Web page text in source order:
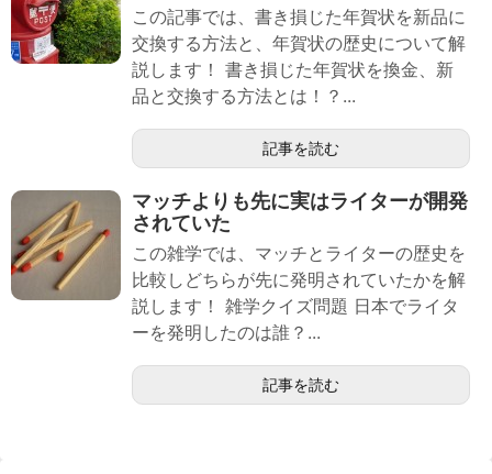
この記事では、書き損じた年賀状を新品に
交換する方法と、年賀状の歴史について解
説します！ 書き損じた年賀状を換金、新
品と交換する方法とは！？...
記事を読む
マッチよりも先に実はライターが開発
されていた
この雑学では、マッチとライターの歴史を
比較しどちらが先に発明されていたかを解
説します！ 雑学クイズ問題 日本でライタ
ーを発明したのは誰？...
記事を読む